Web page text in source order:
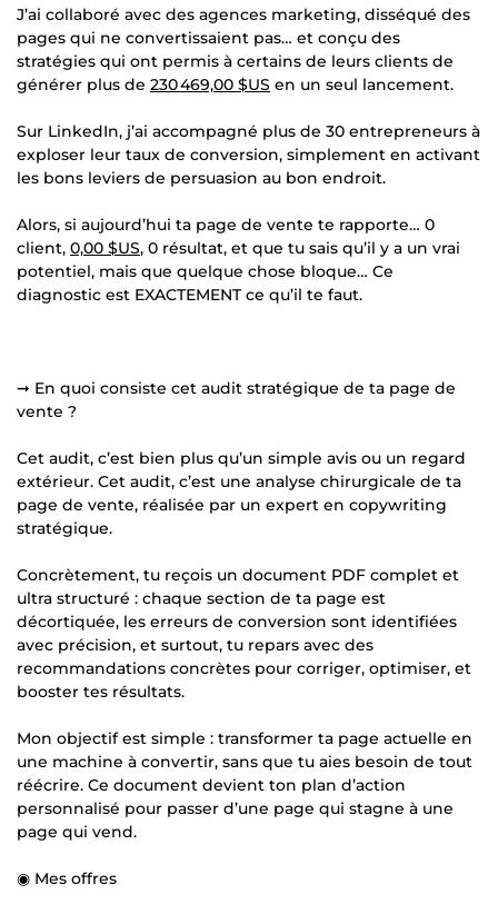
J’ai collaboré avec des agences marketing, disséqué des
pages qui ne convertissaient pas… et conçu des
stratégies qui ont permis à certains de leurs clients de
générer plus de 230 469,00 $US en un seul lancement.
Sur LinkedIn, j’ai accompagné plus de 30 entrepreneurs à
exploser leur taux de conversion, simplement en activant
les bons leviers de persuasion au bon endroit.
Alors, si aujourd’hui ta page de vente te rapporte… 0
client, 0,00 $US, 0 résultat, et que tu sais qu’il y a un vrai
potentiel, mais que quelque chose bloque… Ce
diagnostic est EXACTEMENT ce qu’il te faut.
➞ En quoi consiste cet audit stratégique de ta page de
vente ?
Cet audit, c’est bien plus qu’un simple avis ou un regard
extérieur. Cet audit, c’est une analyse chirurgicale de ta
page de vente, réalisée par un expert en copywriting
stratégique.
Concrètement, tu reçois un document PDF complet et
ultra structuré : chaque section de ta page est
décortiquée, les erreurs de conversion sont identifiées
avec précision, et surtout, tu repars avec des
recommandations concrètes pour corriger, optimiser, et
booster tes résultats.
Mon objectif est simple : transformer ta page actuelle en
une machine à convertir, sans que tu aies besoin de tout
réécrire. Ce document devient ton plan d’action
personnalisé pour passer d’une page qui stagne à une
page qui vend.
◉ Mes offres